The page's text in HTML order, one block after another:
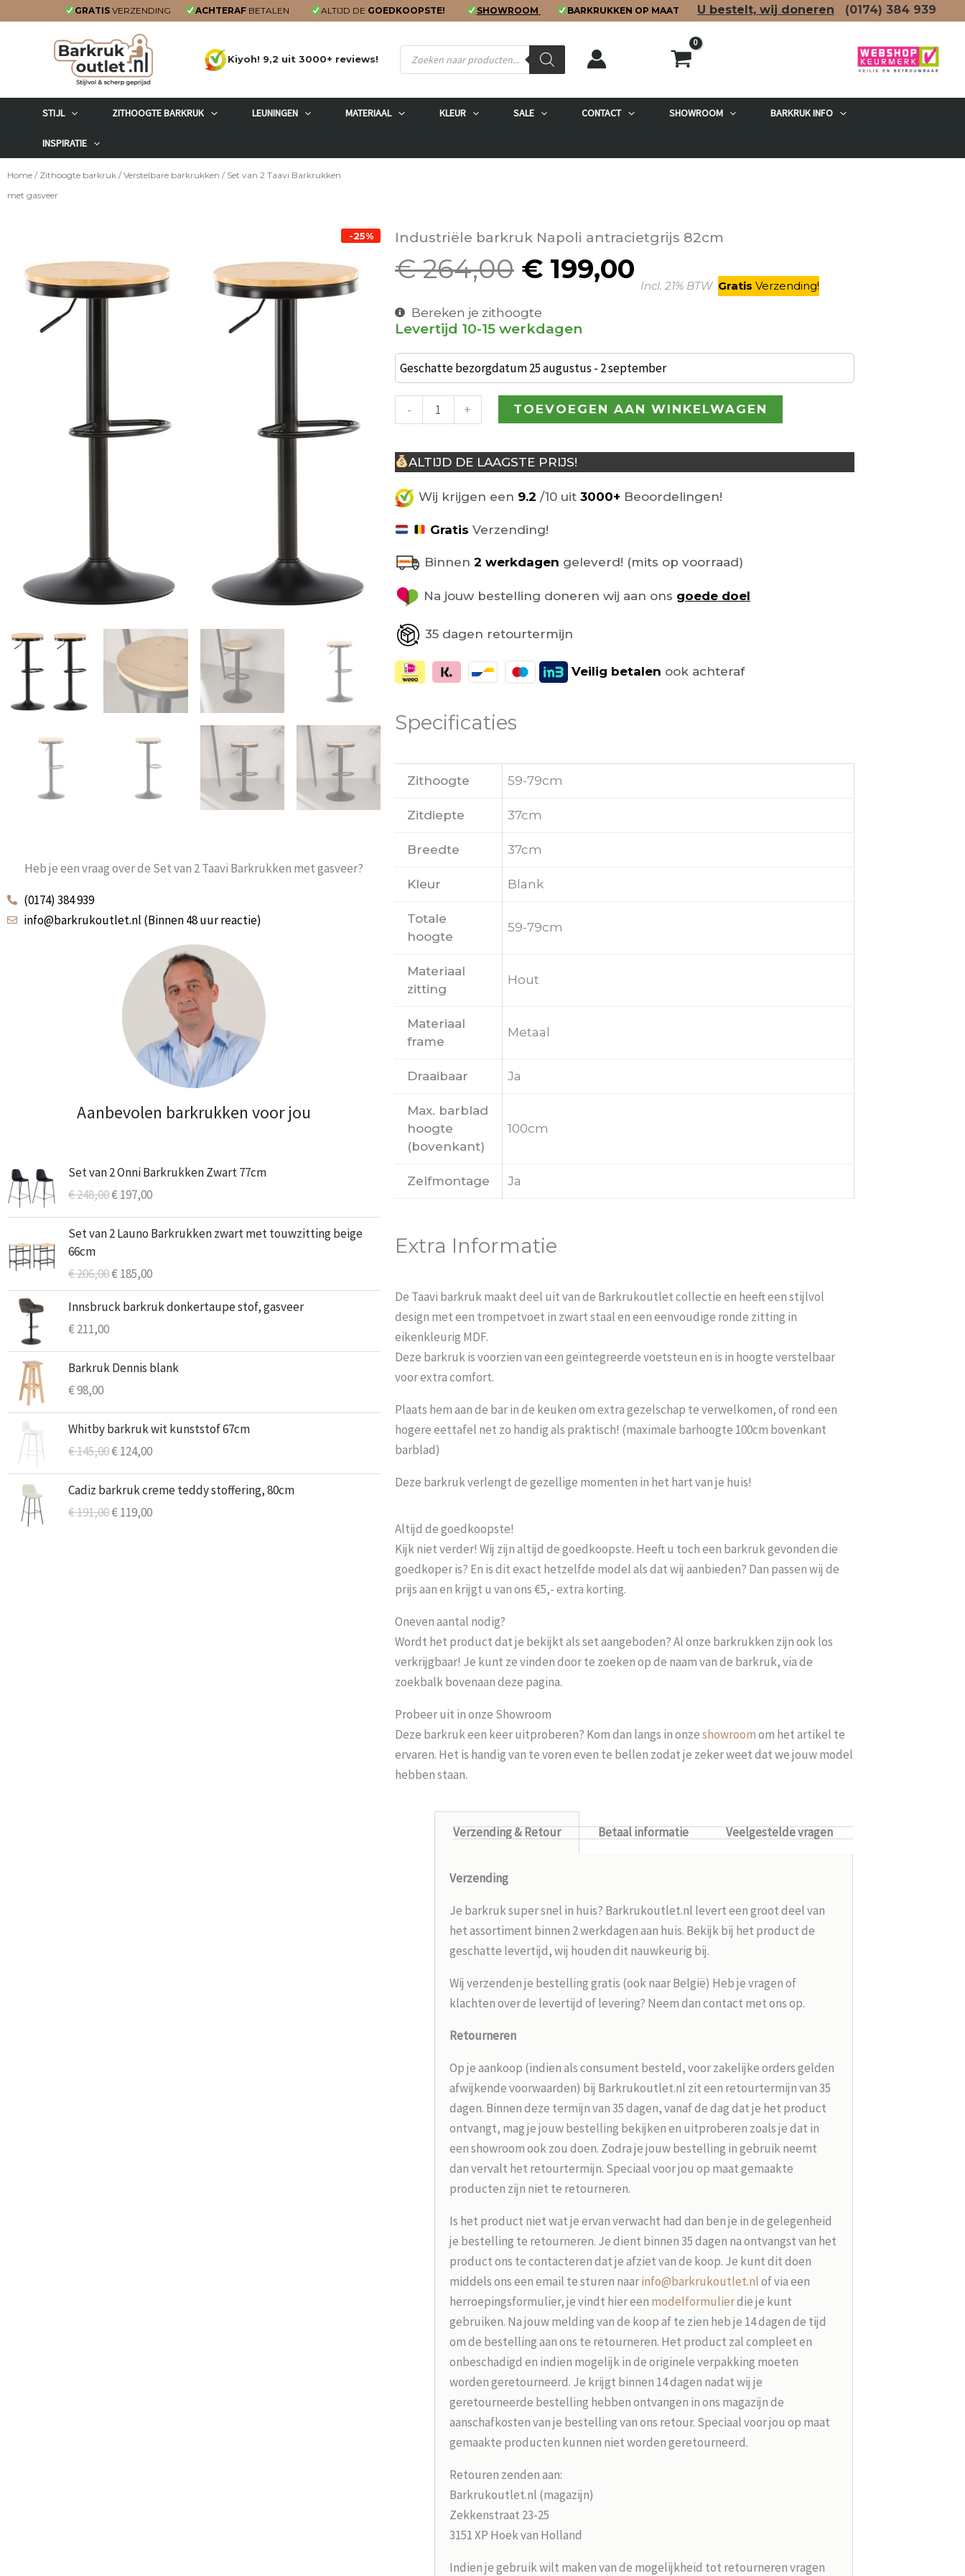
GRATIS VERZENDING ACHTERAF BETALEN ALTIJD DE GOEDKOOPSTE! SHOWROOM BARKRUKKEN OP MAAT U bestelt, wij doneren (0174) 384 939
Kiyoh! 9,2 uit 3000+ reviews!
Producten
zoeken
STIJL ZITHOOGTE BARKRUK LEUNINGEN MATERIAAL KLEUR SALE CONTACT SHOWROOM BARKRUK INFO
INSPIRATIE
Home / Zithoogte barkruk / Verstelbare barkrukken / Set van 2 Taavi Barkrukken
met gasveer
-25%
Heb je een vraag over de Set van 2 Taavi Barkrukken met gasveer?
(0174) 384 939
info@barkrukoutlet.nl (Binnen 48 uur reactie)
Aanbevolen barkrukken voor jou
Set van 2 Onni Barkrukken Zwart 77cm
€248,00
Oorspronkelijke
was:
€ 248,00.
€197,00
Huidige
is:
€ 197,00.
Set van 2 Launo Barkrukken zwart met touwzitting beige
66cm
€206,00
Oorspronkelijke
€ 206,00.
€185,00
Huidige
€ 185,00.
Innsbruck barkruk donkertaupe stof, gasveer
€211,00
Barkruk Dennis blank
€98,00
Whitby barkruk wit kunststof 67cm
€145,00
Oorspronkelijke
was:
€ 145,00.
€124,00
Huidige
is:
€ 124,00.
Cadiz barkruk creme teddy stoffering, 80cm
€191,00
Oorspronkelijke
was:
€119,00
Huidige
is:
Industriële barkruk Napoli antracietgrijs 82cm
€264,00 Oorspronkelijke
was:
€ 264,00.
€ 199,00 Huidige
prijs
Incl. 21% BTW Gratis Verzending!
Bereken je zithoogte
Levertijd 10-15 werkdagen
Geschatte bezorgdatum 25 augustus - 2 september
-
van
2
Barkrukken
gasveer
+ TOEVOEGEN AAN WINKELWAGEN
ALTIJD DE LAAGSTE PRIJS!
Wij krijgen een 9.2 /10 uit 3000+ Beoordelingen!
Gratis Verzending!
Binnen 2 werkdagen geleverd! (mits op voorraad)
Na jouw bestelling doneren wij aan ons goede doel
35 dagen retourtermijn
Veilig betalen ook achteraf
Specificaties
Zithoogte 59-79cm
Zitdiepte 37cm
Breedte 37cm
Kleur Blank
Totale
hoogte
59-79cm
Materiaal
zitting
Hout
Materiaal
frame
Metaal
Draaibaar Ja
Max. barblad
hoogte
(bovenkant)
100cm
Zelfmontage Ja
Extra Informatie
De Taavi barkruk maakt deel uit van de Barkrukoutlet collectie en heeft een stijlvol
design met een trompetvoet in zwart staal en een eenvoudige ronde zitting in
eikenkleurig MDF.
Deze barkruk is voorzien van een geïntegreerde voetsteun en is in hoogte verstelbaar
voor extra comfort.
Plaats hem aan de bar in de keuken om extra gezelschap te verwelkomen, of rond een
hogere eettafel net zo handig als praktisch! (maximale barhoogte 100cm bovenkant
barblad)
Deze barkruk verlengt de gezellige momenten in het hart van je huis!
Altijd de goedkoopste!
Kijk niet verder! Wij zijn altijd de goedkoopste. Heeft u toch een barkruk gevonden die
goedkoper is? En is dit exact hetzelfde model als dat wij aanbieden? Dan passen wij de
prijs aan en krijgt u van ons €5,- extra korting.
Oneven aantal nodig?
Wordt het product dat je bekijkt als set aangeboden? Al onze barkrukken zijn ook los
verkrijgbaar! Je kunt ze vinden door te zoeken op de naam van de barkruk, via de
zoekbalk bovenaan deze pagina.
Probeer uit in onze Showroom
Deze barkruk een keer uitproberen? Kom dan langs in onzeshowroomom het artikel te
ervaren. Het is handig van te voren even te bellen zodat je zeker weet dat we jouw model
hebben staan.
Verzending & Retour Betaal informatie Veelgestelde vragen
Verzending
Je barkruk super snel in huis? Barkrukoutlet.nl levert een groot deel van
het assortiment binnen 2 werkdagen aan huis. Bekijk bij het product de
geschatte levertijd, wij houden dit nauwkeurig bij.
Wij verzenden je bestelling gratis (ook naar België) Heb je vragen of
klachten over de levertijd of levering? Neem dan contact met ons op.
Retourneren
Op je aankoop (indien als consument besteld, voor zakelijke orders gelden
afwijkende voorwaarden) bij Barkrukoutlet.nl zit een retourtermijn van 35
dagen. Binnen deze termijn van 35 dagen, vanaf de dag dat je het product
ontvangt, mag je jouw bestelling bekijken en uitproberen zoals je dat in
een showroom ook zou doen. Zodra je jouw bestelling in gebruik neemt
dan vervalt het retourtermijn. Speciaal voor jou op maat gemaakte
producten zijn niet te retourneren.
Is het product niet wat je ervan verwacht had dan ben je in de gelegenheid
je bestelling te retourneren. Je dient binnen 35 dagen na ontvangst van het
product ons te contacteren dat je afziet van de koop. Je kunt dit doen
middels ons een email te sturen naarinfo@barkrukoutlet.nlof via een
herroepingsformulier, je vindt hier een modelformulierdie je kunt
gebruiken. Na jouw melding van de koop af te zien heb je 14 dagen de tijd
om de bestelling aan ons te retourneren. Het product zal compleet en
onbeschadigd en indien mogelijk in de originele verpakking moeten
worden geretourneerd. Je krijgt binnen 14 dagen nadat wij je
geretourneerde bestelling hebben ontvangen in ons magazijn de
aanschafkosten van je bestelling van ons retour. Speciaal voor jou op maat
gemaakte producten kunnen niet worden geretourneerd.
Retouren zenden aan:
Barkrukoutlet.nl (magazijn)
Zekkenstraat 23-25
3151 XP Hoek van Holland
Indien je gebruik wilt maken van de mogelijkheid tot retourneren vragen